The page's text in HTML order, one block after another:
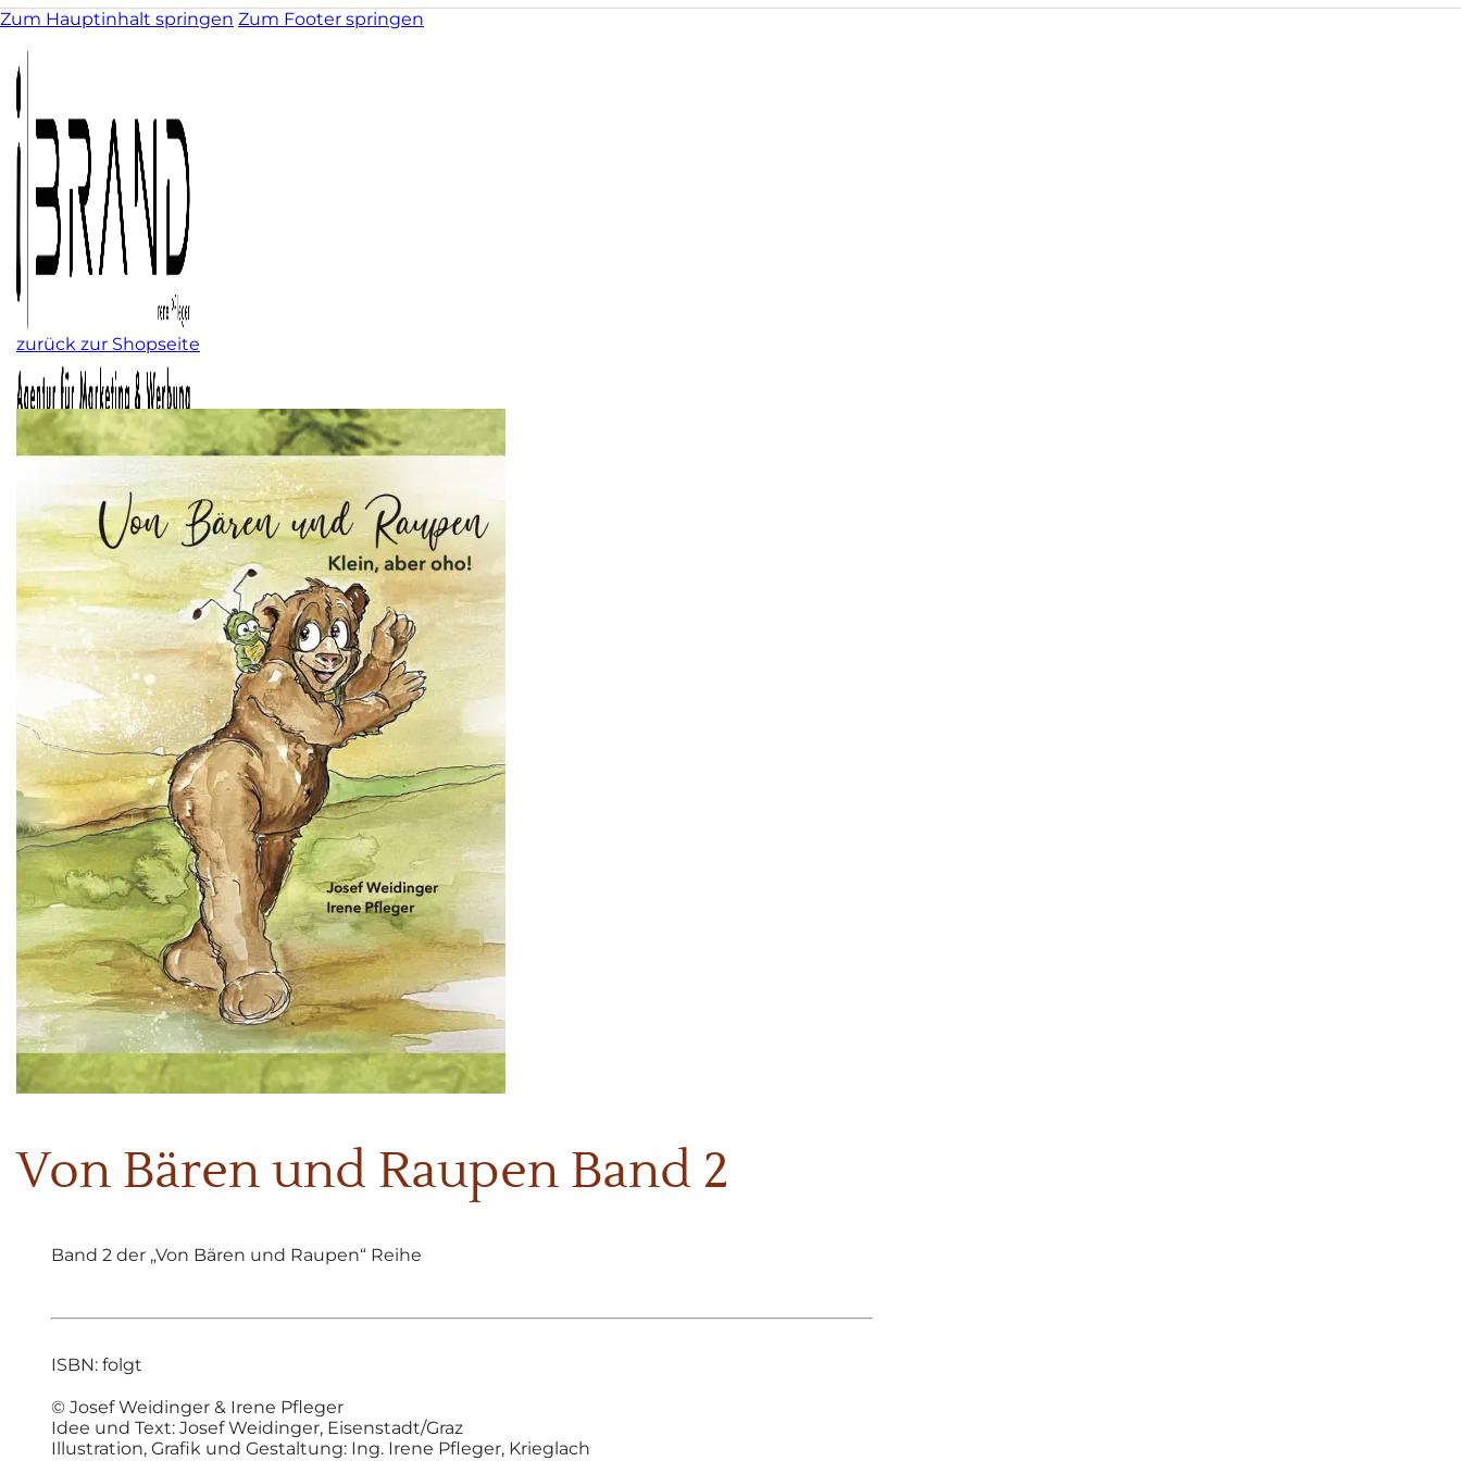
Zum Hauptinhalt springen Zum Footer springen
Kunst & Illustration
Illustrationen
Maskottchen
Wandbilder
Werbeagentur
Workshop
Über mich
Blog
Shop
Kontakt
Kunst & Illustration
Illustrationen
Maskottchen
Wandbilder
Werbeagentur
Workshop
Über mich
Blog
Shop
Kontakt
0
zurück zur Shopseite
Von Bären und Raupen Band 2
Band 2 der „Von Bären und Raupen“ Reihe
ISBN: folgt
© Josef Weidinger & Irene Pfleger
Idee und Text: Josef Weidinger, Eisenstadt/Graz
Illustration, Grafik und Gestaltung: Ing. Irene Pfleger, Krieglach